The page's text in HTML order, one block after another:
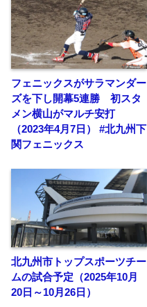
フェニックスがサラマンダー
ズを下し開幕5連勝 初スタ
メン横山がマルチ安打
（2023年4月7日） #北九州下
関フェニックス
北九州市トップスポーツチー
ムの試合予定（2025年10月
20日～10月26日）